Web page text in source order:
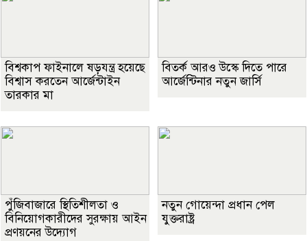
বিশ্বকাপ ফাইনালে ষড়যন্ত্র হয়েছে
বিশ্বাস করতেন আর্জেন্টাইন
তারকার মা
বিতর্ক আরও উস্কে দিতে পারে
আর্জেন্টিনার নতুন জার্সি
পুঁজিবাজারে স্থিতিশীলতা ও
বিনিয়োগকারীদের সুরক্ষায় আইন
প্রণয়নের উদ্যোগ
নতুন গোয়েন্দা প্রধান পেল
যুক্তরাষ্ট্র